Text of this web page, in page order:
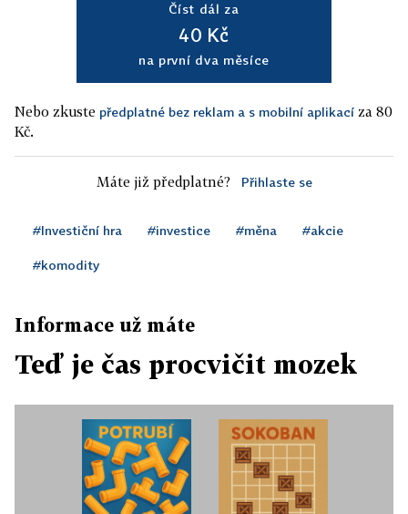
Číst dál za
40 Kč
na první dva měsíce
Nebo zkuste předplatné bez reklam a s mobilní aplikací za 80
Kč.
Máte již předplatné? Přihlaste se
#Investiční hra #investice #měna #akcie
#komodity
Informace už máte
Teď je čas procvičit mozek